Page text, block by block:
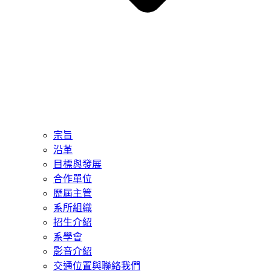
宗旨
沿革
目標與發展
合作單位
歷屆主管
系所組織
招生介紹
系學會
影音介紹
交通位置與聯絡我們